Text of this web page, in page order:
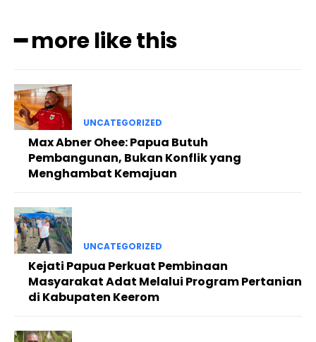
━ more like this
UNCATEGORIZED
Max Abner Ohee: Papua Butuh
Pembangunan, Bukan Konflik yang
Menghambat Kemajuan
UNCATEGORIZED
Kejati Papua Perkuat Pembinaan
Masyarakat Adat Melalui Program Pertanian
di Kabupaten Keerom